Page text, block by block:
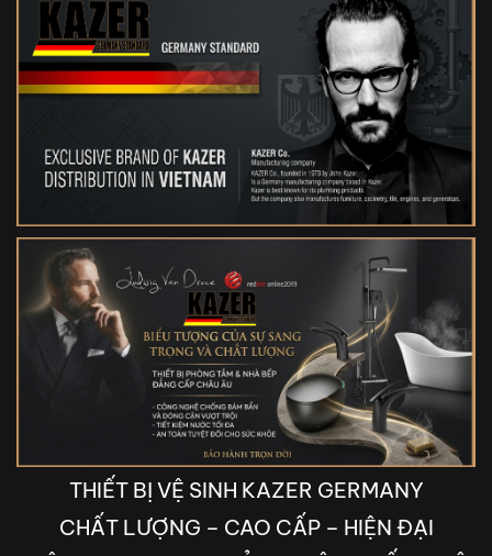
THIẾT BỊ VỆ SINH KAZER GERMANY
CHẤT LƯỢNG – CAO CẤP – HIỆN ĐẠI